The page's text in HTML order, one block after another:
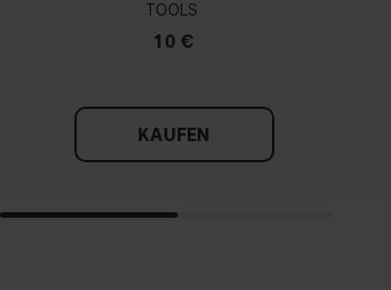
TOOLS
10 €
KAUFEN